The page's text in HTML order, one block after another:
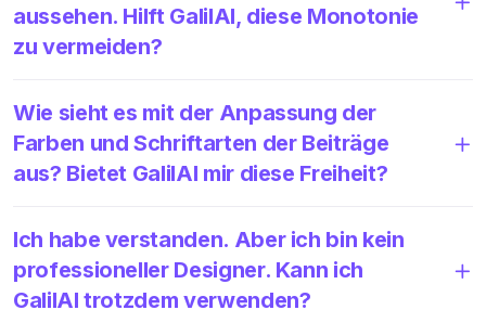
aussehen. Hilft GalilAI, diese Monotonie
zu vermeiden?
Wie sieht es mit der Anpassung der
Farben und Schriftarten der Beiträge
aus? Bietet GalilAI mir diese Freiheit?
Ich habe verstanden. Aber ich bin kein
professioneller Designer. Kann ich
GalilAI trotzdem verwenden?